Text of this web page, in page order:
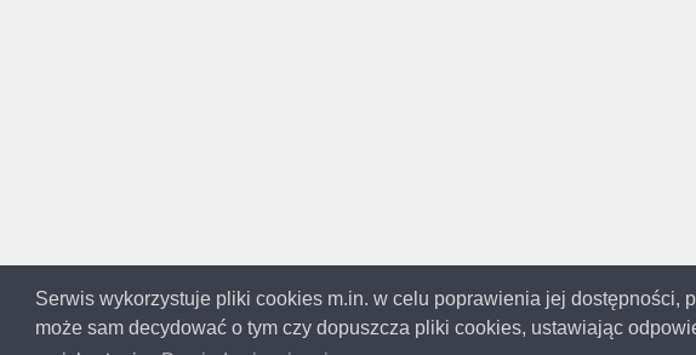
Serwis wykorzystuje pliki cookies m.in. w celu poprawienia jej
może sam decydować o tym czy dopuszcza pliki cookies, ustawiając
Copyright © 2014-2023